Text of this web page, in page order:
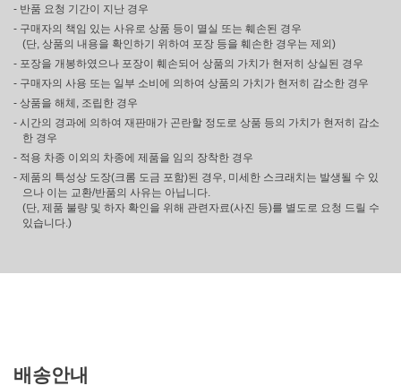
- 반품 요청 기간이 지난 경우
- 구매자의 책임 있는 사유로 상품 등이 멸실 또는 훼손된 경우
(단, 상품의 내용을 확인하기 위하여 포장 등을 훼손한 경우는 제외)
- 포장을 개봉하였으나 포장이 훼손되어 상품의 가치가 현저히 상실된 경우
- 구매자의 사용 또는 일부 소비에 의하여 상품의 가치가 현저히 감소한 경우
- 상품을 해체, 조립한 경우
- 시간의 경과에 의하여 재판매가 곤란할 정도로 상품 등의 가치가 현저히 감소
한 경우
- 적용 차종 이외의 차종에 제품을 임의 장착한 경우
- 제품의 특성상 도장(크롬 도금 포함)된 경우, 미세한 스크래치는 발생될 수 있
으나 이는 교환/반품의 사유는 아닙니다.
(단, 제품 불량 및 하자 확인을 위해 관련자료(사진 등)를 별도로 요청 드릴 수
있습니다.)
배송안내